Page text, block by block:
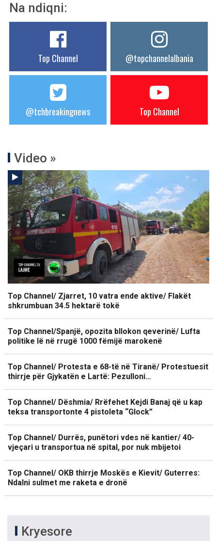
Na ndiqni:
Top Channel @topchannelalbania
@tchbreakingnews Top Channel
Video »
Top Channel/ Zjarret, 10 vatra ende aktive/ Flakët
shkrumbuan 34.5 hektarë tokë
Top Channel/Spanjë, opozita bllokon qeverinë/ Lufta
politike lë në rrugë 1000 fëmijë marokenë
Top Channel/ Protesta e 68-të në Tiranë/ Protestuesit
thirrje për Gjykatën e Lartë: Pezulloni…
Top Channel/ Dëshmia/ Rrëfehet Kejdi Banaj që u kap
teksa transportonte 4 pistoleta “Glock”
Top Channel/ Durrës, punëtori vdes në kantier/ 40-
vjeçari u transportua në spital, por nuk mbijetoi
Top Channel/ OKB thirrje Moskës e Kievit/ Guterres:
Ndalni sulmet me raketa e dronë
Kryesore